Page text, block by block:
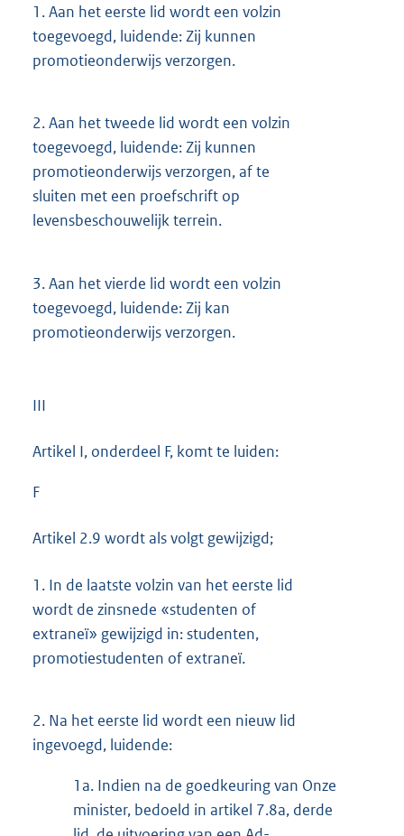
1.Aan het eerste lid wordt een volzin
toegevoegd, luidende: Zij kunnen
promotieonderwijs verzorgen.
2.Aan het tweede lid wordt een volzin
toegevoegd, luidende: Zij kunnen
promotieonderwijs verzorgen, af te
sluiten met een proefschrift op
levensbeschouwelijk terrein.
3.Aan het vierde lid wordt een volzin
toegevoegd, luidende: Zij kan
promotieonderwijs verzorgen.
III
Artikel I, onderdeel F, komt te luiden:
F
Artikel 2.9 wordt als volgt gewijzigd;
1. In de laatste volzin van het eerste lid
wordt de zinsnede «studenten of
extraneï» gewijzigd in: studenten,
promotiestudenten of extraneï.
2. Na het eerste lid wordt een nieuw lid
ingevoegd, luidende:
1a. Indien na de goedkeuring van Onze
minister, bedoeld in artikel 7.8a, derde